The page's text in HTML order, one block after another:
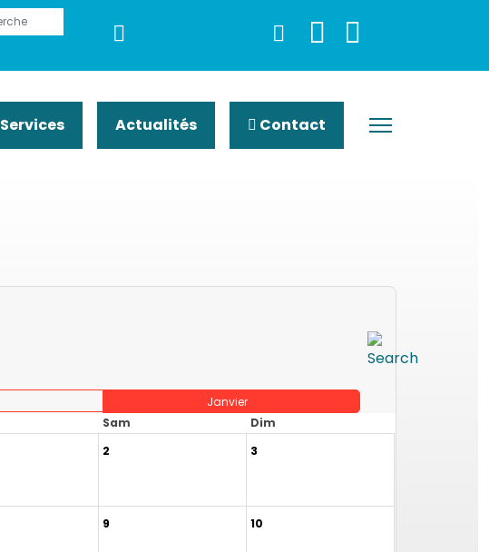
Services Actualités Contact
Janvier
Sam
Dim
2 3
9 10